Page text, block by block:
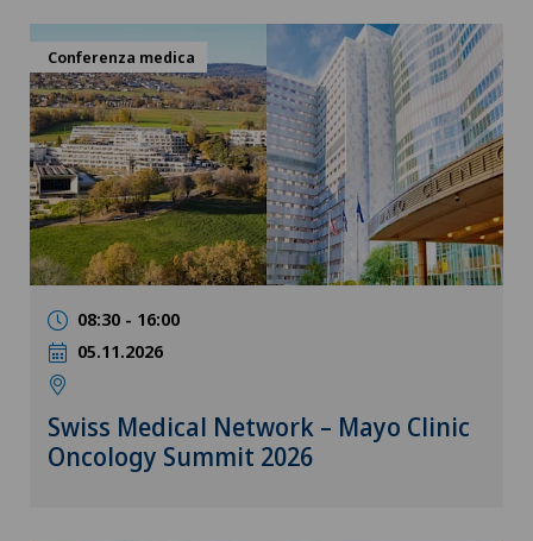
Conferenza medica
08:30 - 16:00
05.11.2026
Swiss Medical Network – Mayo Clinic
Oncology Summit 2026